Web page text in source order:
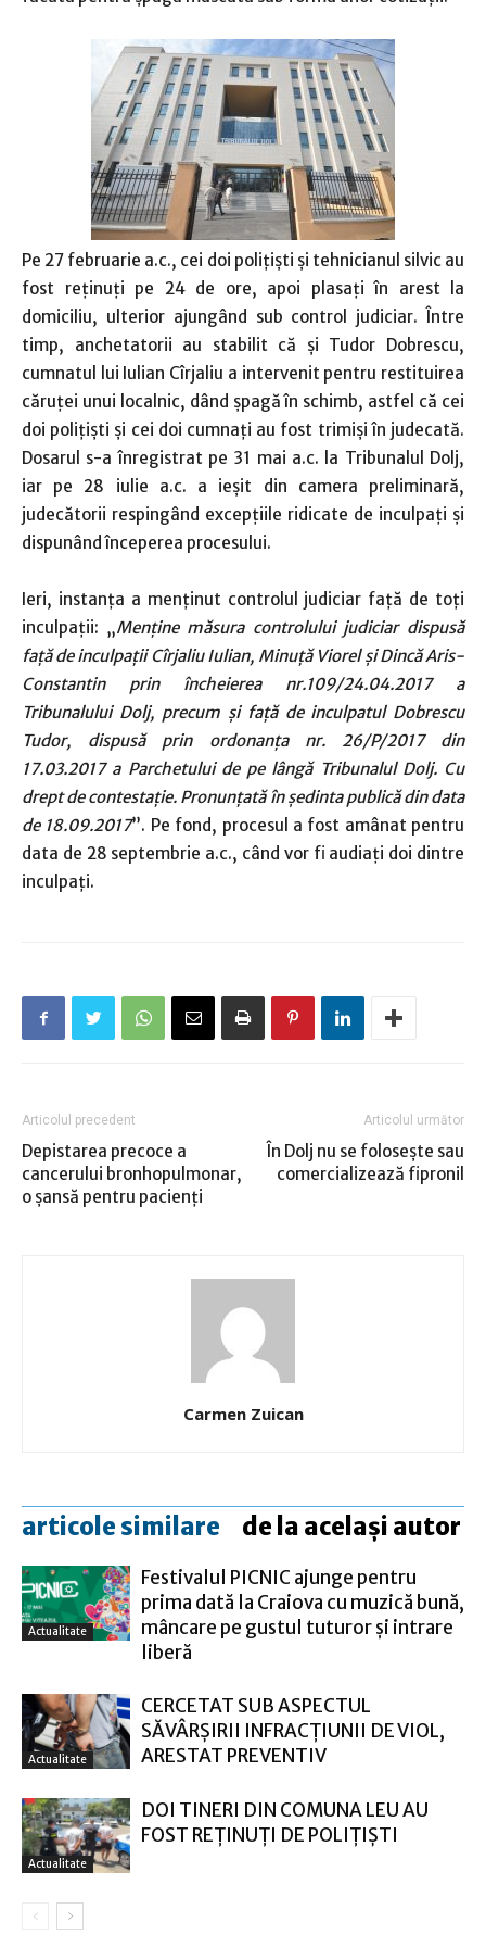
Pe 27 februarie a.c., cei doi poliţişti şi tehnicianul silvic au
fost reţinuţi pe 24 de ore, apoi plasaţi în arest la
domiciliu, ulterior ajungând sub control judiciar. Între
timp, anchetatorii au stabilit că şi Tudor Dobrescu,
cumnatul lui Iulian Cîrjaliu a intervenit pentru restituirea
căruţei unui localnic, dând şpagă în schimb, astfel că cei
doi poliţişti şi cei doi cumnaţi au fost trimişi în judecată.
Dosarul s-a înregistrat pe 31 mai a.c. la Tribunalul Dolj,
iar pe 28 iulie a.c. a ieşit din camera preliminară,
judecătorii respingând excepţiile ridicate de inculpaţi şi
dispunând începerea procesului.
Ieri, instanţa a menţinut controlul judiciar faţă de toţi
inculpaţii: „Menţine măsura controlului judiciar dispusă
faţă de inculpaţii Cîrjaliu Iulian, Minuţă Viorel şi Dincă Aris-
Constantin prin încheierea nr.109/24.04.2017 a
Tribunalului Dolj, precum şi faţă de inculpatul Dobrescu
Tudor, dispusă prin ordonanţa nr. 26/P/2017 din
17.03.2017 a Parchetului de pe lângă Tribunalul Dolj. Cu
drept de contestaţie. Pronunţată în şedinta publică din data
de 18.09.2017”. Pe fond, procesul a fost amânat pentru
data de 28 septembrie a.c., când vor fi audiaţi doi dintre
inculpaţi.
Articolul precedent
Depistarea precoce a
cancerului bronhopulmonar,
o şansă pentru pacienţi
Articolul următor
În Dolj nu se foloseşte sau
comercializează fipronil
Carmen Zuican
articole similare de la același autor
Actualitate
Festivalul PICNIC ajunge pentru
prima dată la Craiova cu muzică bună,
mâncare pe gustul tuturor și intrare
liberă
Actualitate
CERCETAT SUB ASPECTUL
SĂVÂRŞIRII INFRACŢIUNII DE VIOL,
ARESTAT PREVENTIV
Actualitate
DOI TINERI DIN COMUNA LEU AU
FOST REȚINUȚI DE POLIȚIȘTI